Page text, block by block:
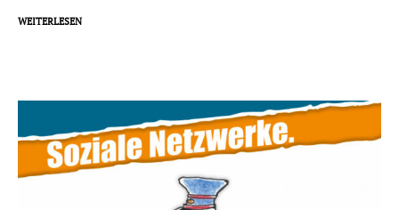
WEITERLESEN